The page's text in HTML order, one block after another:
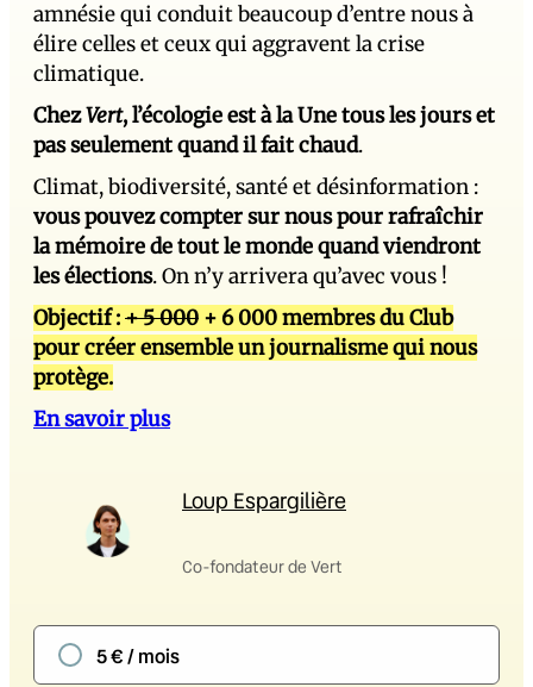
amnésie qui conduit beaucoup d’entre nous à
élire celles et ceux qui aggravent la crise
climatique.
ChezVert, l’écologie est à la Une tous les jours et
pas seulement quand il fait chaud.
Climat, biodiversité, santé et désinformation :
vous pouvez compter sur nous pour rafraîchir
la mémoire de tout le monde quand viendront
les élections. On n’y arrivera qu’avec vous !
Objectif :+ 5 000 + 6 000 membres du Club
pour créer ensemble un journalisme qui nous
protège.
En savoir plus
Loup Espargilière
Co-fondateur de Vert
5 € / mois